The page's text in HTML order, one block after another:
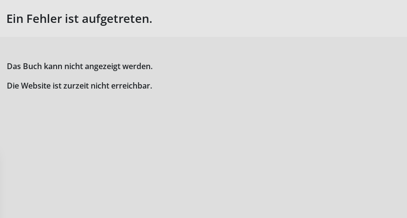
Ein Fehler ist aufgetreten.
Das Buch kann nicht angezeigt werden.
Die Website ist zurzeit nicht erreichbar.